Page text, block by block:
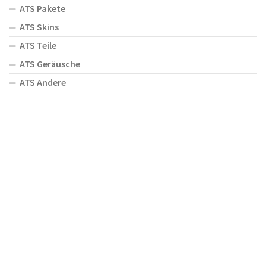
ATS Pakete
ATS Skins
ATS Teile
ATS Geräusche
ATS Andere